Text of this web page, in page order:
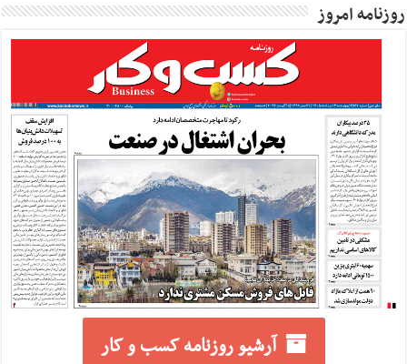
روزنامه امروز
آرشیو روزنامه کسب و کار